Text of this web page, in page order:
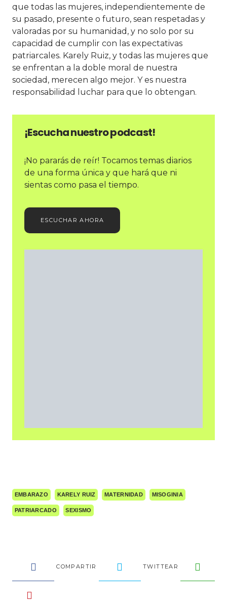
que todas las mujeres, independientemente de
su pasado, presente o futuro, sean respetadas y
valoradas por su humanidad, y no solo por su
capacidad de cumplir con las expectativas
patriarcales. Karely Ruiz, y todas las mujeres que
se enfrentan a la doble moral de nuestra
sociedad, merecen algo mejor. Y es nuestra
responsabilidad luchar para que lo obtengan.
¡Escucha nuestro podcast!
¡No pararás de reír! Tocamos temas diarios
de una forma única y que hará que ni
sientas como pasa el tiempo.
ESCUCHAR AHORA
EMBARAZO KARELY RUIZ MATERNIDAD MISOGINIA
PATRIARCADO SEXISMO
COMPARTIR TWITTEAR